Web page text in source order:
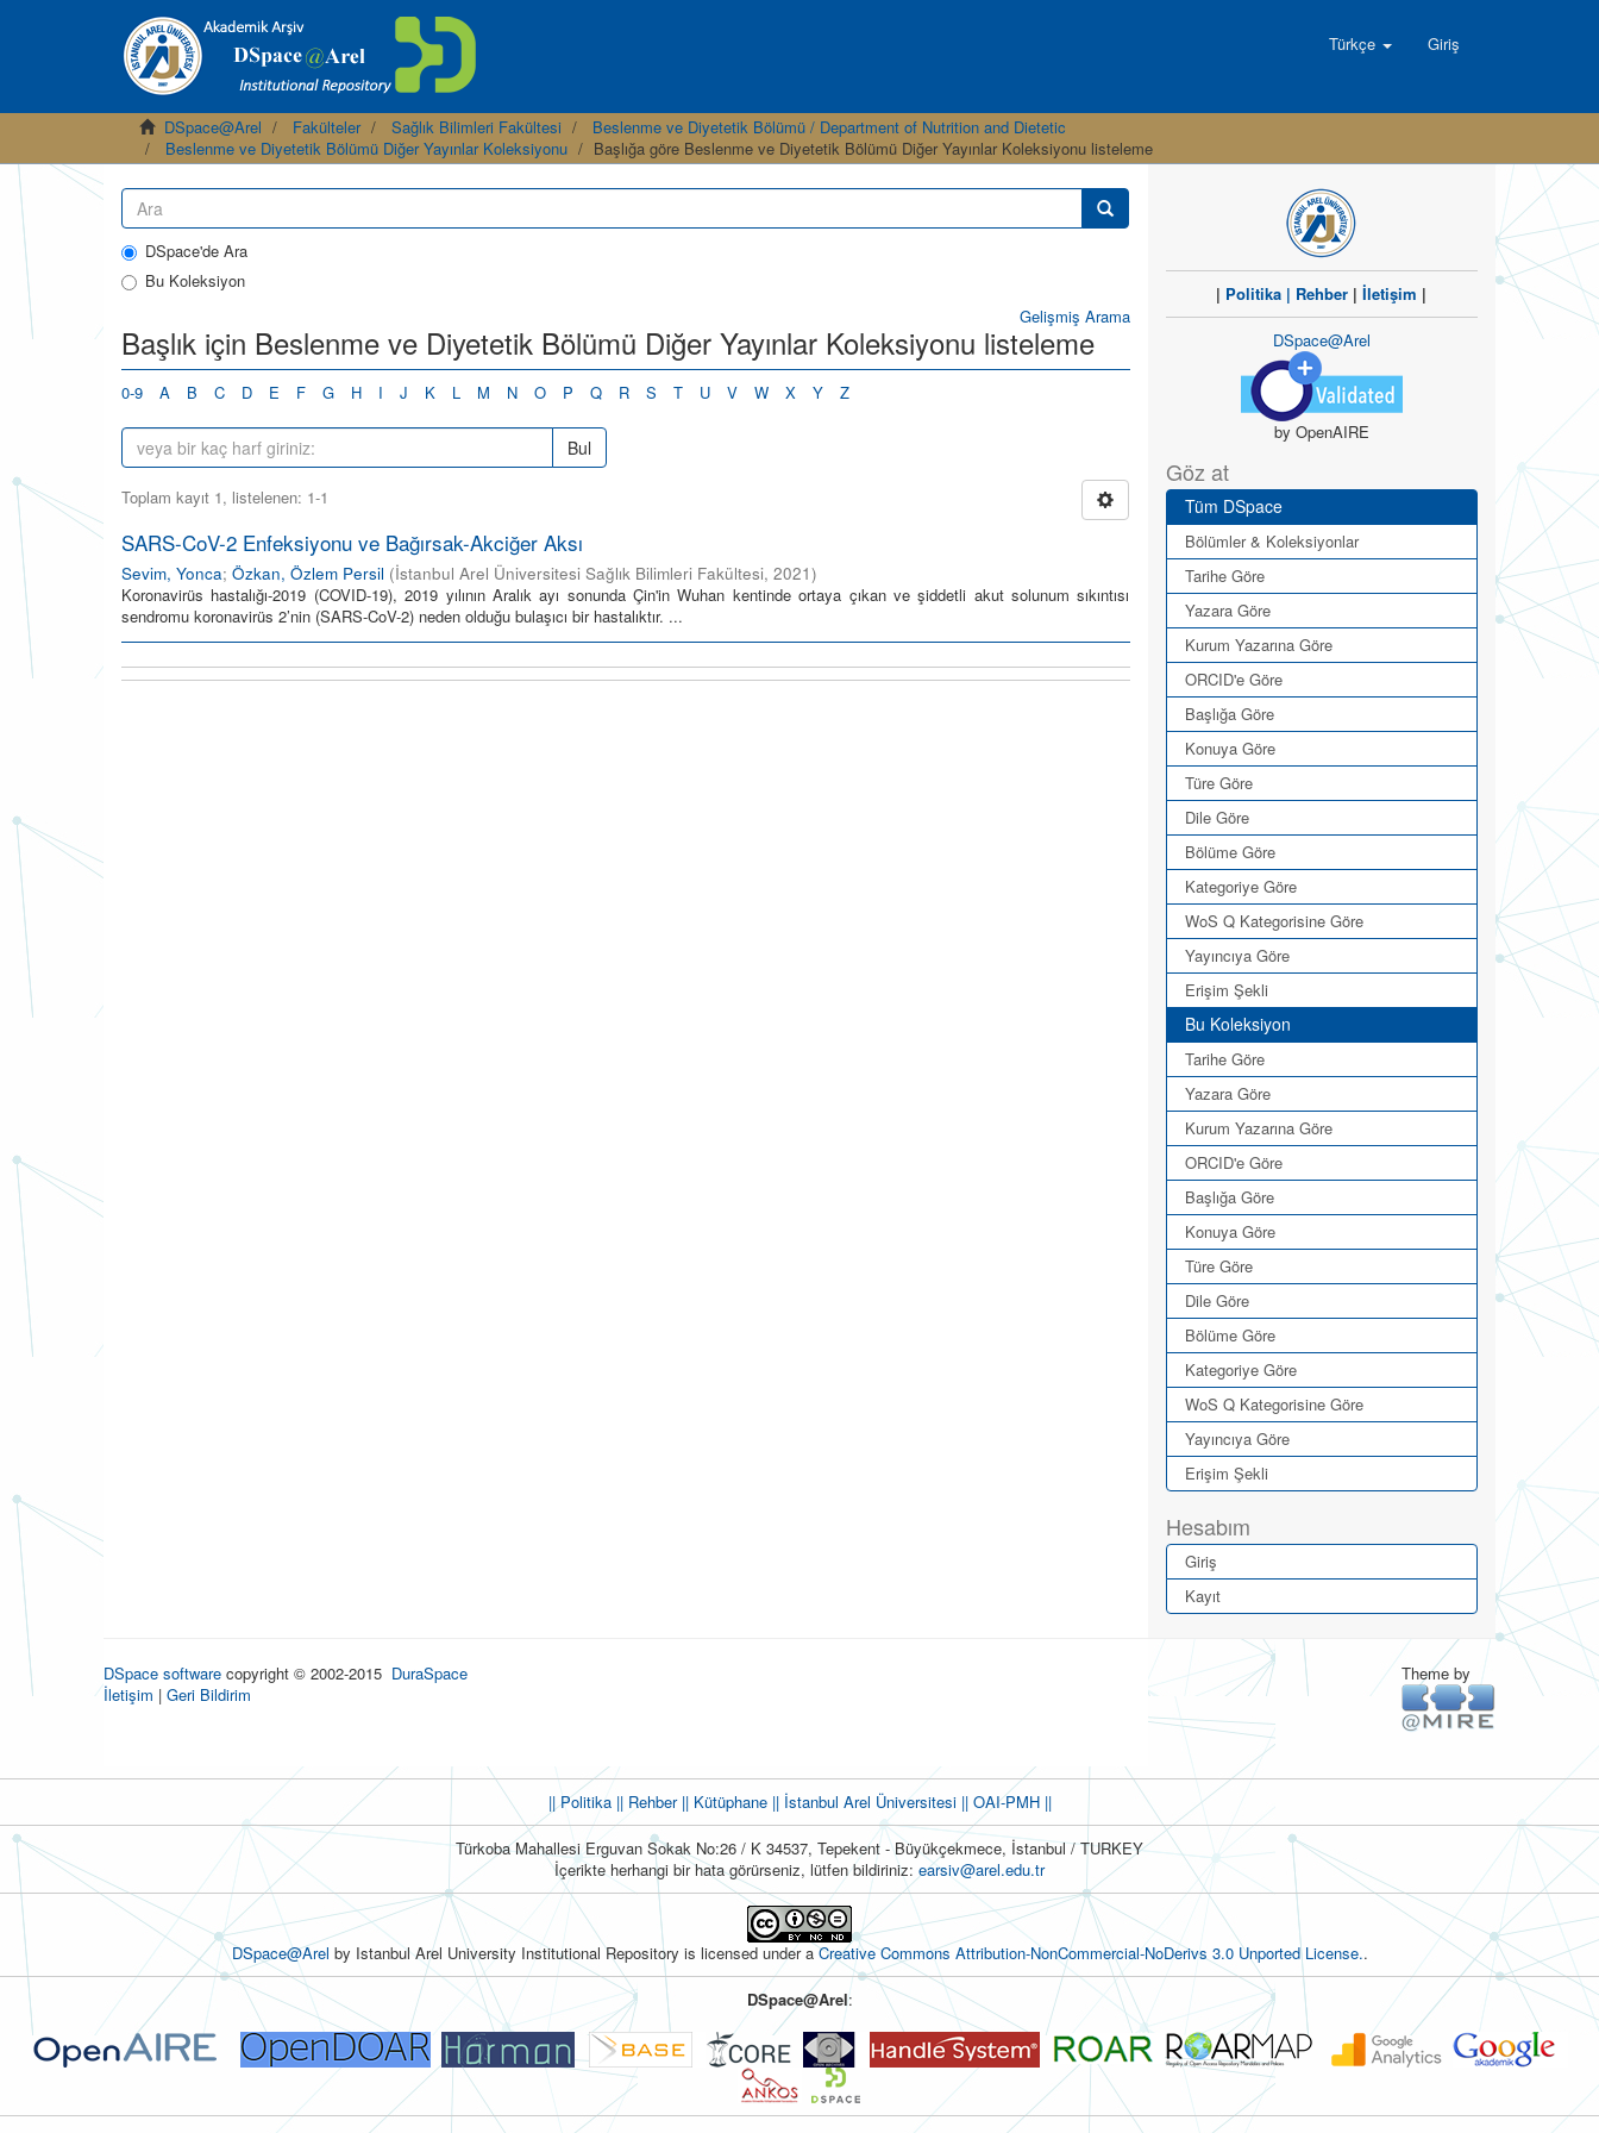
Türkçe Giriş
DSpace@Arel Fakülteler Sağlık Bilimleri Fakültesi
Beslenme ve Diyetetik Bölümü / Department of Nutrition and Dietetic
Beslenme ve Diyetetik Bölümü Diğer Yayınlar Koleksiyonu
Başlığa göre Beslenme ve Diyetetik Bölümü Diğer Yayınlar Koleksiyonu listeleme
DSpace'de Ara
Bu Koleksiyon
Gelişmiş Arama
Başlık için Beslenme ve Diyetetik Bölümü Diğer Yayınlar Koleksiyonu listeleme
0-9 A B C D E F G H I J K L M N O P Q R S T U V W X Y Z
Bul
Toplam kayıt 1, listelenen: 1-1
SARS-CoV-2 Enfeksiyonu ve Bağırsak-Akciğer Aksı
Sevim, Yonca; Özkan, Özlem Persil (İstanbul Arel Üniversitesi Sağlık Bilimleri Fakültesi, 2021)
Koronavirüs hastalığı-2019 (COVID-19), 2019 yılının Aralık ayı sonunda Çin'in Wuhan kentinde ortaya çıkan ve şiddetli akut solunum sıkıntısı
sendromu koronavirüs 2’nin (SARS-CoV-2) neden olduğu bulaşıcı bir hastalıktır. ...
| Politika | Rehber |İletişim |
DSpace@Arel
by OpenAIRE
Göz at
Tüm DSpace
Bölümler & Koleksiyonlar
Tarihe Göre
Yazara Göre
Kurum Yazarına Göre
ORCID'e Göre
Başlığa Göre
Konuya Göre
Türe Göre
Dile Göre
Bölüme Göre
Kategoriye Göre
WoS Q Kategorisine Göre
Yayıncıya Göre
Erişim Şekli
Bu Koleksiyon
Tarihe Göre
Yazara Göre
Kurum Yazarına Göre
ORCID'e Göre
Başlığa Göre
Konuya Göre
Türe Göre
Dile Göre
Bölüme Göre
Kategoriye Göre
WoS Q Kategorisine Göre
Yayıncıya Göre
Erişim Şekli
Hesabım
Giriş
Kayıt
DSpace software copyright © 2002-2015 DuraSpace
İletişim | Geri Bildirim
Theme by
|| Politika|| Rehber|| Kütüphane|| İstanbul Arel Üniversitesi ||OAI-PMH ||
Türkoba Mahallesi Erguvan Sokak No:26 / K 34537, Tepekent - Büyükçekmece, İstanbul / TURKEY
İçerikte herhangi bir hata görürseniz, lütfen bildiriniz: earsiv@arel.edu.tr
DSpace@Arel by Istanbul Arel University Institutional Repository is licensed under aCreative Commons Attribution-NonCommercial-NoDerivs 3.0 Unported License..
DSpace@Arel: